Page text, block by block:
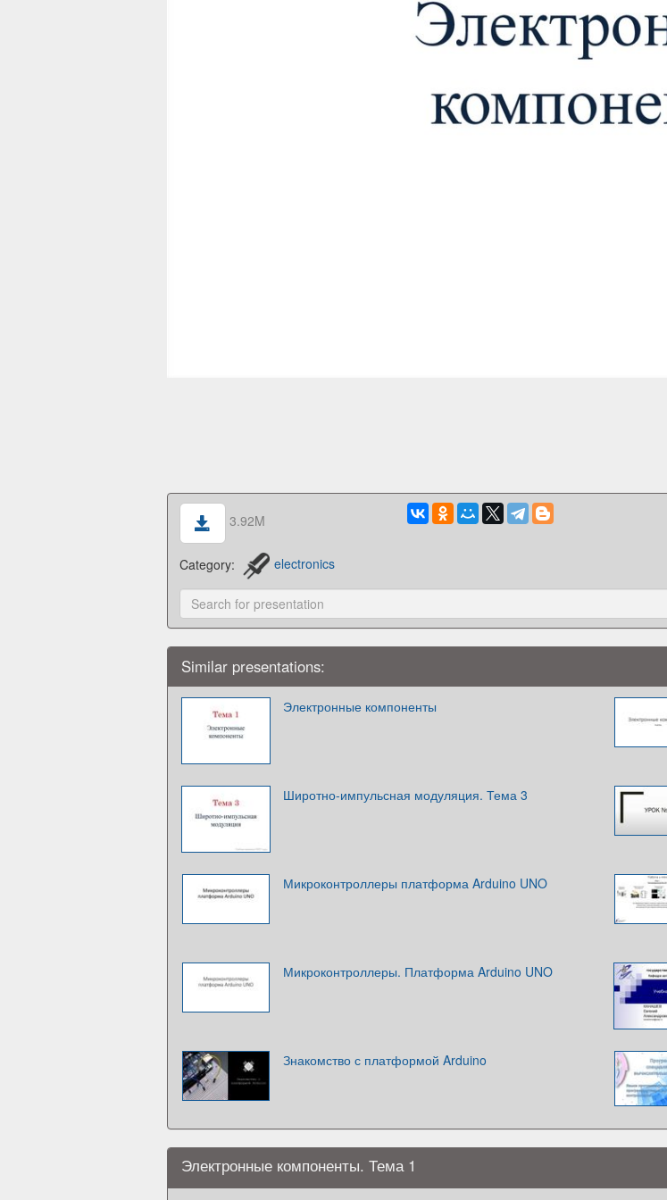
3.92M
Category: electronics
Similar presentations:
Электронные компоненты
Широтно-импульсная модуляция. Тема 3
Микроконтроллеры платформа Arduino UNO
Микроконтроллеры. Платформа Arduino UNO
Знакомство с платформой Arduino
Электронные компоненты. Тема 1